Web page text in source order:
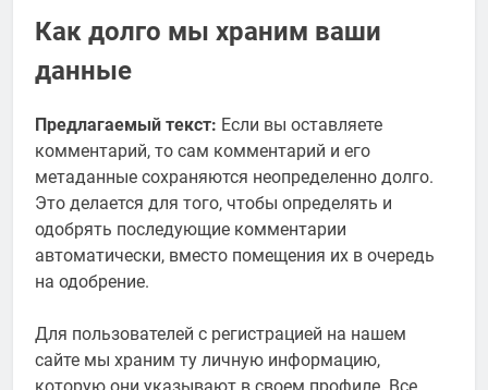
Как долго мы храним ваши
данные
Предлагаемый текст: Если вы оставляете
комментарий, то сам комментарий и его
метаданные сохраняются неопределенно долго.
Это делается для того, чтобы определять и
одобрять последующие комментарии
автоматически, вместо помещения их в очередь
на одобрение.
Для пользователей с регистрацией на нашем
сайте мы храним ту личную информацию,